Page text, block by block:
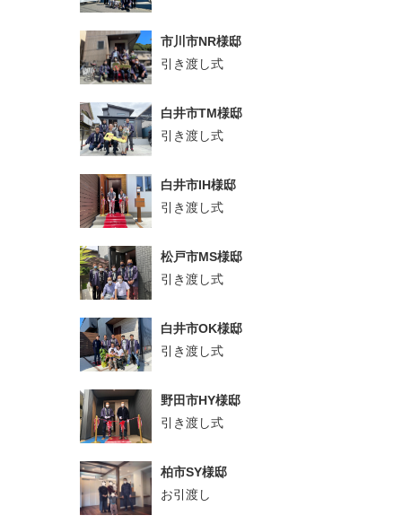
市川市NR様邸
引き渡し式
白井市TM様邸
引き渡し式
白井市IH様邸
引き渡し式
松戸市MS様邸
引き渡し式
白井市OK様邸
引き渡し式
野田市HY様邸
引き渡し式
柏市SY様邸
お引渡し